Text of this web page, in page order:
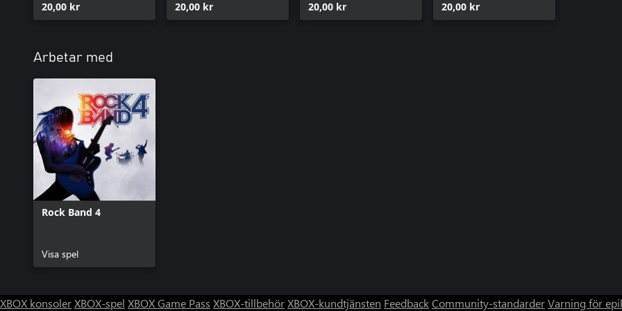
20,00 kr 20,00 kr 20,00 kr 20,00 kr
Arbetar med
Rock Band 4
Visa spel
XBOX konsolerXBOX-spel XBOX Game Pass XBOX-tillbehörXBOX-kundtjänsten FeedbackCommunity-standarderVarning för